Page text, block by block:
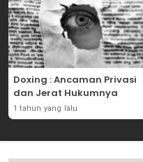
Doxing : Ancaman Privasi
dan Jerat Hukumnya
1 tahun yang lalu